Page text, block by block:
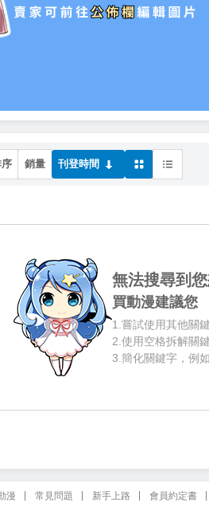
銷量 刊登時間
無法搜尋到
買動漫建議您
1.嘗試使用其他關
2.使用空格拆解關
3.簡化關鍵字，例
漫 常見問題 新手上路 會員約定書